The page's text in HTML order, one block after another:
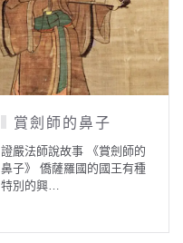
賞劍師的鼻子
證嚴法師說故事 《賞劍師的
鼻子》 僑薩羅國的國王有種
特別的興…